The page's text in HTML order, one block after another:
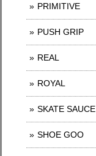
PRIMITIVE
PUSH GRIP
REAL
ROYAL
SKATE SAUCE
SHOE GOO